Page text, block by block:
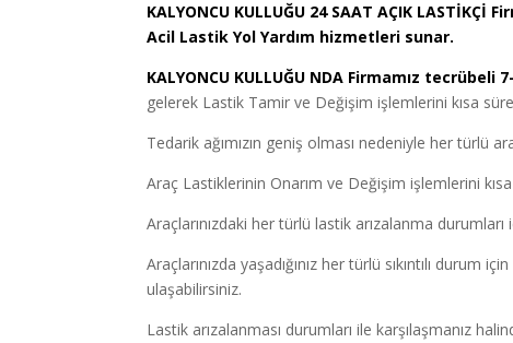
KALYONCU KULLUĞU 24 SAAT AÇIK LASTİKÇİ
Acil Lastik Yol Yardım hizmetleri sunar.
KALYONCU KULLUĞU NDA Firmamız tecrübeli
gelerek Lastik Tamir ve Değişim işlemlerini kısa
Tedarik ağımızın geniş olması nedeniyle her türlü
Araç Lastiklerinin Onarım ve Değişim işlemlerini
Araçlarınızdaki her türlü lastik arızalanma
Araçlarınızda yaşadığınız her türlü sıkıntılı durum için
ulaşabilirsiniz.
Lastik arızalanması durumları ile karşılaşmanız